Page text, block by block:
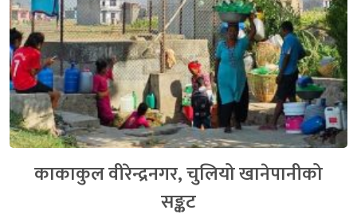
काकाकुल वीरेन्द्रनगर, चुलियो खानेपानीको
सङ्कट